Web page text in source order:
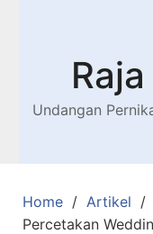
Undangan
Home
Artikel
Percetakan